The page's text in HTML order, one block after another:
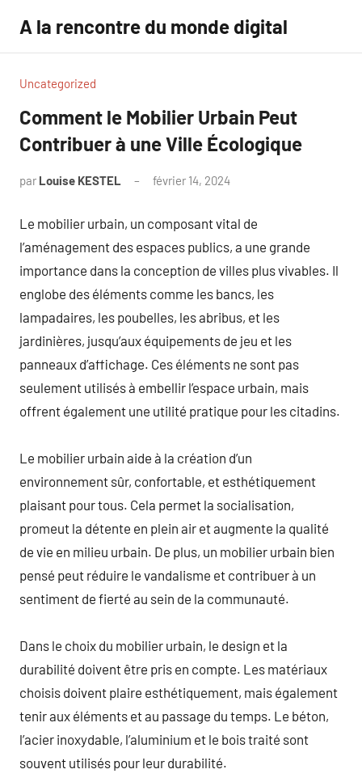
contenu
A la rencontre du monde digital
Uncategorized
Comment le Mobilier Urbain Peut
Contribuer à une Ville Écologique
par Louise KESTEL février 14, 2024
Le mobilier urbain, un composant vital de
l’aménagement des espaces publics, a une grande
importance dans la conception de villes plus vivables. Il
englobe des éléments comme les bancs, les
lampadaires, les poubelles, les abribus, et les
jardinières, jusqu’aux équipements de jeu et les
panneaux d’affichage. Ces éléments ne sont pas
seulement utilisés à embellir l’espace urbain, mais
offrent également une utilité pratique pour les citadins.
Le mobilier urbain aide à la création d’un
environnement sûr, confortable, et esthétiquement
plaisant pour tous. Cela permet la socialisation,
promeut la détente en plein air et augmente la qualité
de vie en milieu urbain. De plus, un mobilier urbain bien
pensé peut réduire le vandalisme et contribuer à un
sentiment de fierté au sein de la communauté.
Dans le choix du mobilier urbain, le design et la
durabilité doivent être pris en compte. Les matériaux
choisis doivent plaire esthétiquement, mais également
tenir aux éléments et au passage du temps. Le béton,
l’acier inoxydable, l’aluminium et le bois traité sont
souvent utilisés pour leur durabilité.